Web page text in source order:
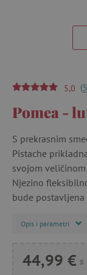
5,0 (5
Pomea -
S prekrasnim
Pistache
svojom veličinom
Njezino
bude postavljena
Opis i parametri
44,99 € s